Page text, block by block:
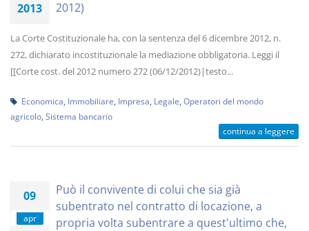
2013 2012)
La Corte Costituzionale ha, con la sentenza del 6 dicembre 2012, n.
272, dichiarato incostituzionale la mediazione obbligatoria. Leggi il
[[Corte cost. del 2012 numero 272 (06/12/2012)|testo...
Economica Immobiliare Impresa Legale Operatori del mondo
agricolo Sistema bancario
continua a leggere
09
apr
Può il convivente di colui che sia già
subentrato nel contratto di locazione, a
propria volta subentrare a quest'ultimo che,